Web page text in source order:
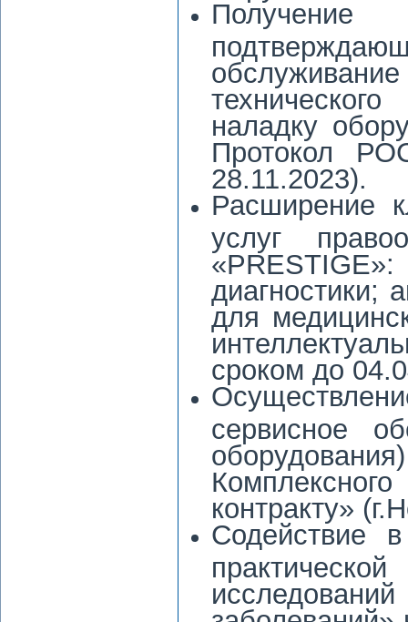
Получение
наладку
Протокол
28.11.2023).
Расширение
услуг
диагностики;
для
сроком до
сервисное
контракту»
Содействие
исследований